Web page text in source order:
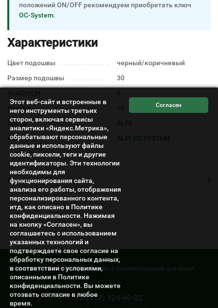
положений ON/OFF рекомендуем приобретать ключ
ОС-System.
Характеристики
Цвет подошвы
черный/коричневый
Размер подошвы
30
КолОпт
Бренд
ALPI
Коллекция
ALPI OC SYSTEM
Отзывы
2009-2026 © LEATHER TEL — Химия и комплектующие для кожи
+7 (812) 924-40-02
Этот веб-сайт и встроенные в
него инструменты третьих
сторон, включая сервисы
аналитики «Яндекс.Метрика»,
обрабатывают персональные
данные и используют файлы
cookie, пиксели, теги и другие
идентификаторы. Эти технологии
необходимы для
функционирования сайта,
анализа его работы, отображения
персонализированного контента,
итд, как описано в Политике
конфиденциальности. Нажимая
на кнопку «Согласен», вы
соглашаетесь с использованием
указанных технологий и
подтверждаете свое согласие на
обработку персональных данных,
в соответствии с условиями,
описанными в Политике
конфиденциальности. Вы можете
отозвать согласие в любое
время.